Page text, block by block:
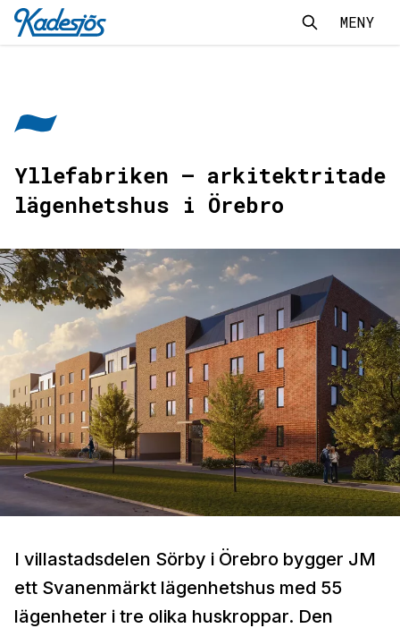
Kadesjös - Tillbaks till start
SökSök
MENY
Yllefabriken – arkitektritade
lägenhetshus i Örebro
I villastadsdelen Sörby i Örebro bygger JM
ett Svanenmärkt lägenhetshus med 55
lägenheter i tre olika huskroppar. Den